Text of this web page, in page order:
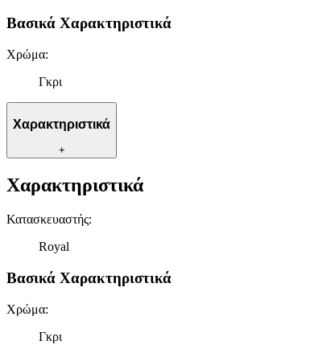
Βασικά Χαρακτηριστικά
Χρώμα:
Γκρι
Χαρακτηριστικά
+
Χαρακτηριστικά
Κατασκευαστής:
Royal
Βασικά Χαρακτηριστικά
Χρώμα:
Γκρι